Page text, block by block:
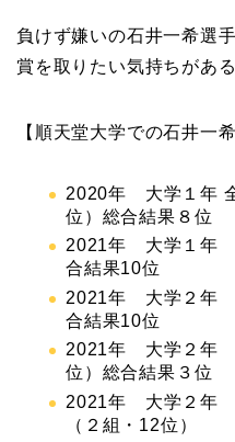
負けず嫌いの石井一希選
賞を取りたい気持ちがあ
【順天堂大学での石井一
2020年 大学１年
位）総合結果８位
2021年 大学１年
合結果10位
2021年 大学２年
合結果10位
2021年 大学２年
位）総合結果３位
2021年 大学２年
（２組・12位）